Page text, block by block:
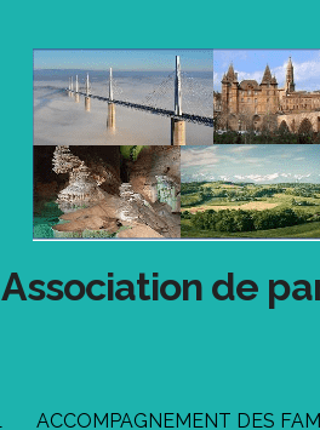
Association de
ACCOMPAGNEMENT DES